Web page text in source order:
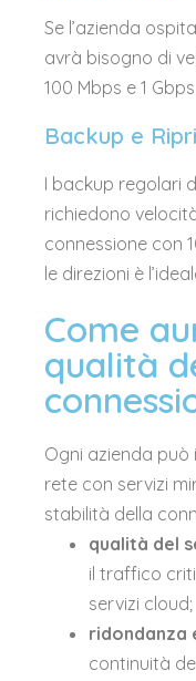
Se l’azienda
avrà bisogno di
100 Mbps e 1
Backup e
I backup regolari
richiedono
connessione con
le direzioni è
Come
qualità
Ogni azienda può
rete con servizi
stabilità della
qualità del
il traffico
servizi cloud;
ridondanza
continuità